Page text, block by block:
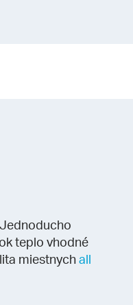
teplo vhodné
miestnychall